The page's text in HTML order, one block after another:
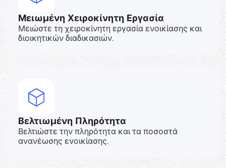
Μειωμένη Χειροκίνητη Εργασία
Μειώστε τη χειροκίνητη εργασία ενοικίασης και
διοικητικών διαδικασιών.
Βελτιωμένη Πληρότητα
Βελτιώστε την πληρότητα και τα ποσοστά
ανανέωσης ενοικίασης.